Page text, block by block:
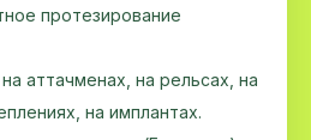
протезирование
аттачменах, на рельсах, на
на имплантах.